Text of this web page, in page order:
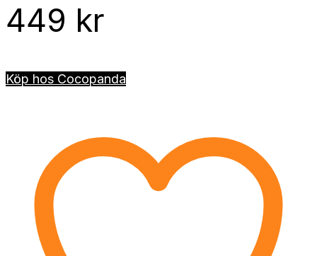
449 kr
Köp hos Cocopanda